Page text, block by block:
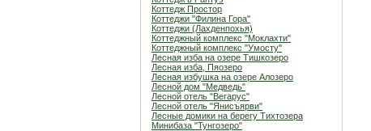
Коттедж Простор
Коттеджи "Филина Гора"
Коттеджи (Лахденпохья)
Коттеджный комплекс "Мoклахти"
Коттеджный комплекс "Умосту"
Лесная изба на озере Тишкозеро
Лесная изба, Пяозеро
Лесная избушка на озере Алозеро
Лесной дом "Медведь"
Лесной отель "Вегарус"
Лесной отель "Янисъярви"
Лесные домики на берегу Тихтозера
Минибаза "Тунгозеро"